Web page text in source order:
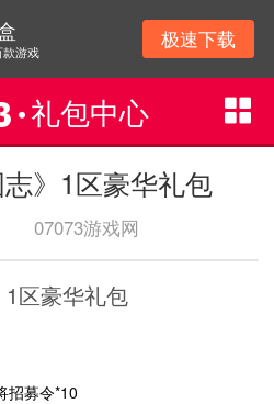
款游戏 极速下载
礼包中心
》1区豪华礼包
07073游戏网
区豪华礼包
招募令*10